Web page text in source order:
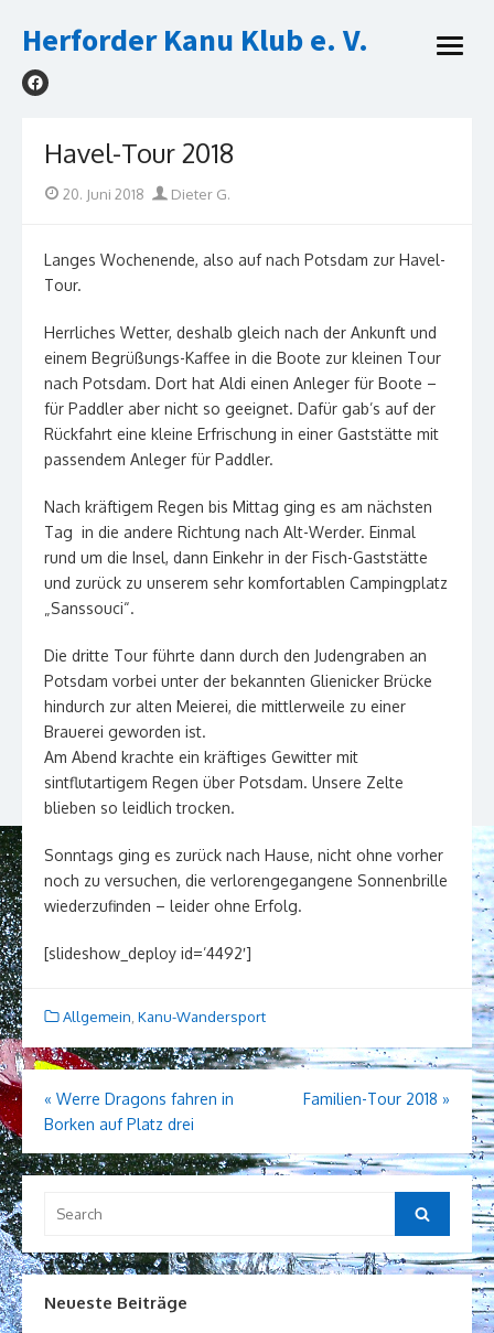
to
Herforder Kanu Klub e. V.
open
Havel-Tour 2018
Posted
20. Juni 2018 Author
Dieter G.
Langes Wochenende, also auf nach Potsdam zur Havel-
Tour.
Herrliches Wetter, deshalb gleich nach der Ankunft und
einem Begrüßungs-Kaffee in die Boote zur kleinen Tour
nach Potsdam. Dort hat Aldi einen Anleger für Boote –
für Paddler aber nicht so geeignet. Dafür gab’s auf der
Rückfahrt eine kleine Erfrischung in einer Gaststätte mit
passendem Anleger für Paddler.
Nach kräftigem Regen bis Mittag ging es am nächsten
Tag in die andere Richtung nach Alt-Werder. Einmal
rund um die Insel, dann Einkehr in der Fisch-Gaststätte
und zurück zu unserem sehr komfortablen Campingplatz
„Sanssouci“.
Die dritte Tour führte dann durch den Judengraben an
Potsdam vorbei unter der bekannten Glienicker Brücke
hindurch zur alten Meierei, die mittlerweile zu einer
Brauerei geworden ist.
Am Abend krachte ein kräftiges Gewitter mit
sintflutartigem Regen über Potsdam. Unsere Zelte
blieben so leidlich trocken.
Sonntags ging es zurück nach Hause, nicht ohne vorher
noch zu versuchen, die verlorengegangene Sonnenbrille
wiederzufinden – leider ohne Erfolg.
[slideshow_deploy id=’4492′]
Allgemein Kanu-Wandersport
Beitragsnavigation
« Werre Dragons fahren in
Borken auf Platz drei
Familien-Tour 2018 »
for:
Search
Neueste Beiträge